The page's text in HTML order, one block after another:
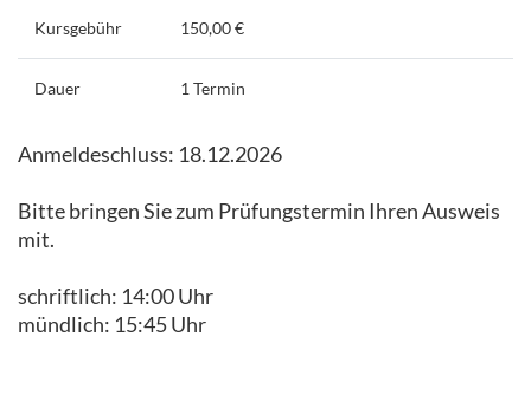
Kursgebühr 150,00 €
Dauer 1 Termin
Anmeldeschluss: 18.12.2026
Bitte bringen Sie zum Prüfungstermin Ihren Ausweis
mit.
schriftlich: 14:00 Uhr
mündlich: 15:45 Uhr